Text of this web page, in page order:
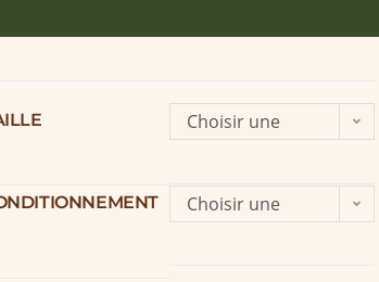
Choisir une
Choisir une